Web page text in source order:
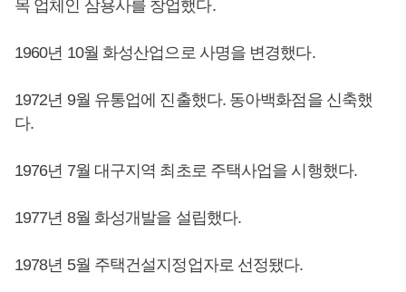
목 업체인 삼용사를 창업했다.
1960년 10월 화성산업으로 사명을 변경했다.
1972년 9월 유통업에 진출했다. 동아백화점을 신축했
다.
1976년 7월 대구지역 최초로 주택사업을 시행했다.
1977년 8월 화성개발을 설립했다.
1978년 5월 주택건설지정업자로 선정됐다.